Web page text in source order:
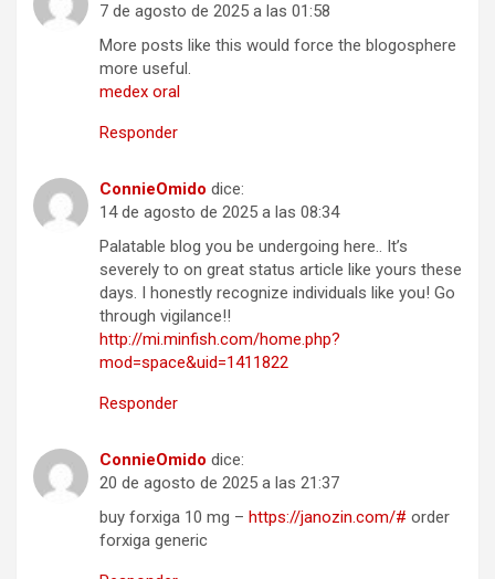
7 de agosto de 2025 a las 01:58
More posts like this would force the blogosphere
more useful.
medex oral
Responder
ConnieOmido dice:
14 de agosto de 2025 a las 08:34
Palatable blog you be undergoing here.. It’s
severely to on great status article like yours these
days. I honestly recognize individuals like you! Go
through vigilance!!
http://mi.minfish.com/home.php?
mod=space&uid=1411822
Responder
ConnieOmido dice:
20 de agosto de 2025 a las 21:37
buy forxiga 10 mg – https://janozin.com/# order
forxiga generic